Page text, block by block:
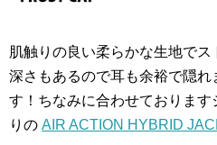
肌触りの良い柔らかな生地でス
深さもあるので耳も余裕で隠
す！ちなみに合わせておりま
りの AIR ACTION HYBRID